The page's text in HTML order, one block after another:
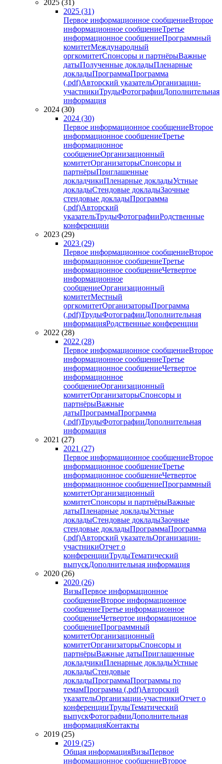
2025 (31)
2025 (31)
Первое информационное сообщениеВторое
информационное сообщениеТретье
информационное сообщениеПрограммный
комитетМеждународный
оргкомитетСпонсоры и партнёрыВажные
датыПолученные докладыПленарные
докладыПрограммаПрограмма
(.pdf)Авторский указательОрганизации-
участникиТрудыФотографииДополнительная
информация
2024 (30)
2024 (30)
Первое информационное сообщениеВторое
информационное сообщениеТретье
информационное
сообщениеОрганизационный
комитетОрганизаторыСпонсоры и
партнёрыПриглашенные
докладчикиПленарные докладыУстные
докладыСтендовые докладыЗаочные
стендовые докладыПрограмма
(.pdf)Авторский
указательТрудыФотографииРодственные
конференции
2023 (29)
2023 (29)
Первое информационное сообщениеВторое
информационное сообщениеТретье
информационное сообщениеЧетвертое
информационное
сообщениеОрганизационный
комитетМестный
оргкомитетОрганизаторыПрограмма
(.pdf)ТрудыФотографииДополнительная
информацияРодственные конференции
2022 (28)
2022 (28)
Первое информационное сообщениеВторое
информационное сообщениеТретье
информационное сообщениеЧетвертое
информационное
сообщениеОрганизационный
комитетОрганизаторыСпонсоры и
партнёрыВажные
датыПрограммаПрограмма
(.pdf)ТрудыФотографииДополнительная
информация
2021 (27)
2021 (27)
Первое информационное сообщениеВторое
информационное сообщениеТретье
информационное сообщениеЧетвертое
информационное сообщениеПрограммный
комитетОрганизационный
комитетСпонсоры и партнёрыВажные
датыПленарные докладыУстные
докладыСтендовые докладыЗаочные
стендовые докладыПрограммаПрограмма
(.pdf)Авторский указательОрганизации-
участникиОтчет о
конференцииТрудыТематический
выпускДополнительная информация
2020 (26)
2020 (26)
ВизыПервое информационное
сообщениеВторое информационное
сообщениеТретье информационное
сообщениеЧетвертое информационное
сообщениеПрограммный
комитетОрганизационный
комитетОрганизаторыСпонсоры и
партнёрыВажные датыПриглашенные
докладчикиПленарные докладыУстные
докладыСтендовые
докладыПрограммаПрограммы по
темамПрограмма (.pdf)Авторский
указательОрганизации-участникиОтчет о
конференцииТрудыТематический
выпускФотографииДополнительная
информацияКонтакты
2019 (25)
2019 (25)
Общая информацияВизыПервое
информационное сообщениеВторое